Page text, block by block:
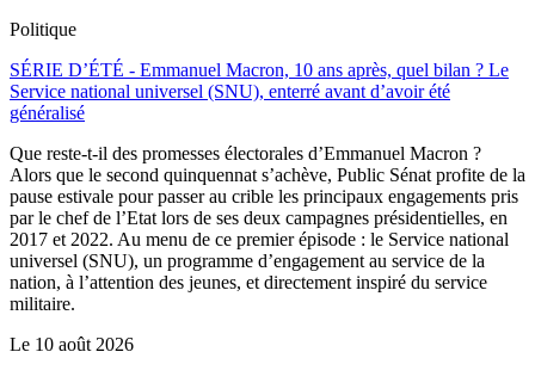
Politique
SÉRIE D’ÉTÉ - Emmanuel Macron, 10 ans après, quel bilan ? Le
Service national universel (SNU), enterré avant d’avoir été
généralisé
Que reste-t-il des promesses électorales d’Emmanuel Macron ?
Alors que le second quinquennat s’achève, Public Sénat profite de la
pause estivale pour passer au crible les principaux engagements pris
par le chef de l’Etat lors de ses deux campagnes présidentielles, en
2017 et 2022. Au menu de ce premier épisode : le Service national
universel (SNU), un programme d’engagement au service de la
nation, à l’attention des jeunes, et directement inspiré du service
militaire.
Le 10 août 2026